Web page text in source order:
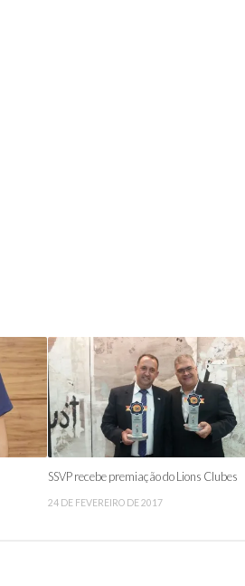
SSVP recebe premiação do Lions Clubes
24 DE FEVEREIRO DE 2017